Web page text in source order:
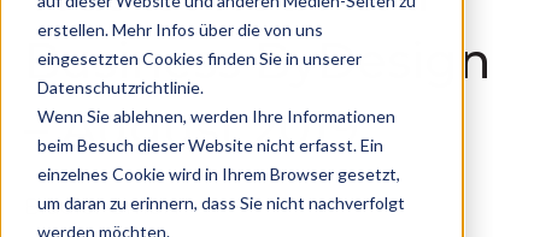
erstellen. Mehr Infos über die von uns
eingesetzten Cookies finden Sie in unserer
Datenschutzrichtlinie.
Wenn Sie ablehnen, werden Ihre Informationen
beim Besuch dieser Website nicht erfasst. Ein
einzelnes Cookie wird in Ihrem Browser gesetzt,
um daran zu erinnern, dass Sie nicht nachverfolgt
werden möchten.
Business ByDesign
– August 2019
Bradler GmbH